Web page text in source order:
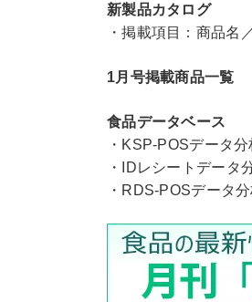
新製品カタログ
・掲載項目：商品名
1月号掲載商品一覧
食品データベース
・KSP-POSデータ
・IDレシートデータ
・RDS-POSデータ